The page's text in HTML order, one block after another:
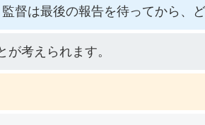
督は最後の報告を待ってから、
考えられます。